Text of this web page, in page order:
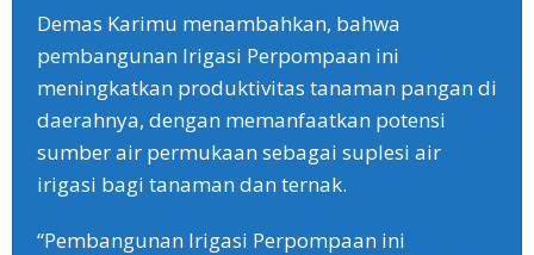
Demas Karimu menambahkan, bahwa
pembangunan Irigasi Perpompaan ini
meningkatkan produktivitas tanaman pangan di
daerahnya, dengan memanfaatkan potensi
sumber air permukaan sebagai suplesi air
irigasi bagi tanaman dan ternak.
“Pembangunan Irigasi Perpompaan ini